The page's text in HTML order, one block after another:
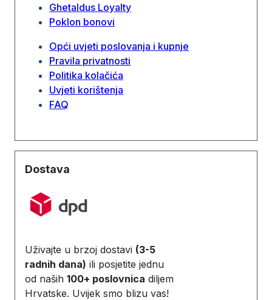
Ghetaldus Loyalty
Poklon bonovi
Opći uvjeti poslovanja i kupnje
Pravila privatnosti
Politika kolačića
Uvjeti korištenja
FAQ
Dostava
Uživajte u brzoj dostavi (3-5
radnih dana) ili posjetite jednu
od naših 100+ poslovnica diljem
Hrvatske. Uvijek smo blizu vas!